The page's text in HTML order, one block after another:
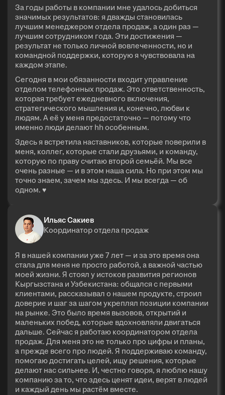
За годы работы в компании мне удалось добиться
значимых результатов: я дважды становилась
лучшим менеджером отдела продаж, а один раз —
лучшим сотрудником года. Эти достижения —
результат не только личной вовлеченности, но и
командной поддержки, которую я чувствовала на
каждом этапе.
Сегодня в мои обязанности входит управление
отделом телефонных продаж. Это ответственность,
которая требует ежедневного включения,
стратегического мышления и, конечно, любви к
людям. А её у меня предостаточно — потому что
именно люди делают hh особенным.
Здесь я встретила наставников, которые поверили в
меня, коллег, которые стали друзьями, и команду,
которую по праву считаю второй семьёй. Мы все
очень разные — и в этом наша сила. Но при этом мы
точно знаем, зачем мы здесь. И мы всегда — об
одном. ♥
Ильяс Сакиев
Координатор отдела продаж
Я в нашей компании уже 7 лет — и за это время она
стала для меня не просто работой, а важной частью
моей жизни. Я стоял у истоков развития регионов
Кыргызстана и Узбекистана: общался с первыми
клиентами, рассказывал о нашем продукте, строил
доверие и шаг за шагом укреплял позиции компании
на рынке. Это было время вызовов, открытий и
маленьких побед, которые вдохновляли двигаться
дальше. Сейчас я работаю координатором отдела
продаж. Для меня это не только про цифры и планы,
а прежде всего про людей. Я поддерживаю команду,
помогаю достигать целей, ищу решения, которые
делают нас сильнее. И, честно говоря, я люблю нашу
компанию за то, что здесь ценят идеи, верят в людей
и каждый день мы растём вместе.